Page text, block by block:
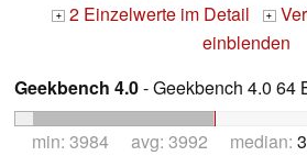
+ 2 Einzelwerte im Detail +
einblenden
Geekbench 4.0- Geekbench 4.0 64
min: 3984 avg: 3992 median: